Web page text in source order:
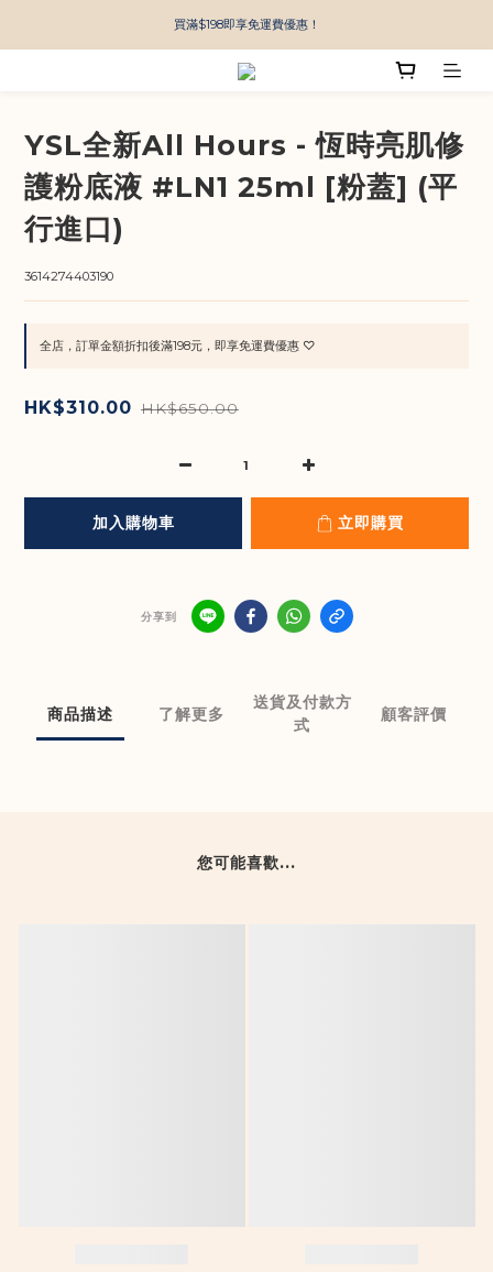
買滿$198即享免運費優惠！
YSL全新All Hours - 恆時亮肌修
護粉底液 #LN1 25ml [粉蓋] (平
行進口)
3614274403190
全店，訂單金額折扣後滿198元，即享免運費優惠 ♡
HK$310.00 HK$650.00
加入購物車 立即購買
分享到
商品描述 了解更多
送貨及付款方
式
顧客評價
您可能喜歡...